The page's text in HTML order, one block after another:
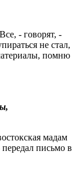
- говорят, -
не стал,
помню
мадам
письмо в